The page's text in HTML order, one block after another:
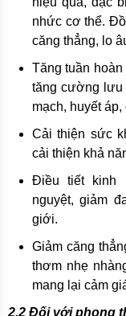
nhức cơ thể.
căng thẳng, lo
Tăng tuần
tăng cường lưu
mạch, huyết áp,
Cải thiện sức
cải thiện khả
Điều tiết kinh
nguyệt, giảm
giới.
Giảm căng
thơm nhẹ
mang lại cảm
2.2 Đối với phong